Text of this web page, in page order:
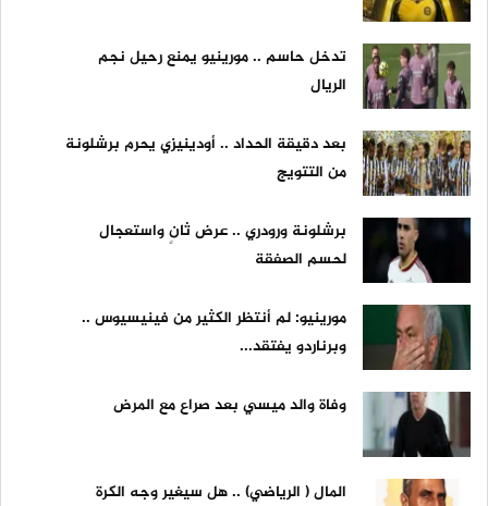
تدخل حاسم .. مورينيو يمنع رحيل نجم
الريال
بعد دقيقة الحداد .. أودينيزي يحرم برشلونة
من التتويج
برشلونة ورودري .. عرض ثانٍ واستعجال
لحسم الصفقة
مورينيو: لم أنتظر الكثير من فينيسيوس ..
وبرناردو يفتقد...
وفاة والد ميسي بعد صراع مع المرض
المال ( الرياضي) .. هل سيغير وجه الكرة